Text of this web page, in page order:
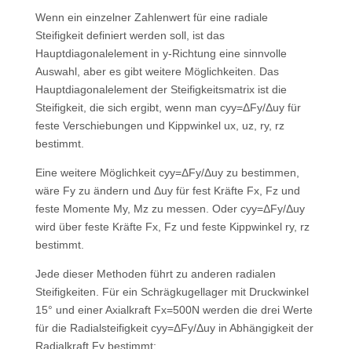
Wenn ein einzelner Zahlenwert für eine radiale
Steifigkeit definiert werden soll, ist das
Hauptdiagonalelement in y-Richtung eine sinnvolle
Auswahl, aber es gibt weitere Möglichkeiten. Das
Hauptdiagonalelement der Steifigkeitsmatrix ist die
Steifigkeit, die sich ergibt, wenn man cyy=ΔFy/Δuy für
feste Verschiebungen und Kippwinkel ux, uz, ry, rz
bestimmt.
Eine weitere Möglichkeit cyy=ΔFy/Δuy zu bestimmen,
wäre Fy zu ändern und Δuy für fest Kräfte Fx, Fz und
feste Momente My, Mz zu messen. Oder cyy=ΔFy/Δuy
wird über feste Kräfte Fx, Fz und feste Kippwinkel ry, rz
bestimmt.
Jede dieser Methoden führt zu anderen radialen
Steifigkeiten. Für ein Schrägkugellager mit Druckwinkel
15° und einer Axialkraft Fx=500N werden die drei Werte
für die Radialsteifigkeit cyy=ΔFy/Δuy in Abhängigkeit der
Radialkraft Fy bestimmt: